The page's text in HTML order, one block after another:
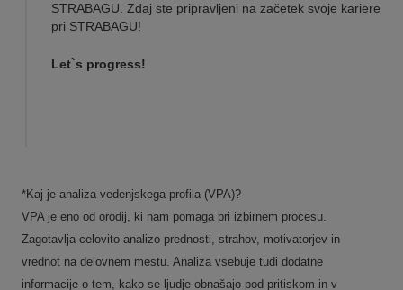
STRABAGU. Zdaj ste pripravljeni na začetek svoje kariere
pri STRABAGU!
Let`s progress!
*Kaj je analiza vedenjskega profila (VPA)?
VPA je eno od orodij, ki nam pomaga pri izbirnem procesu.
Zagotavlja celovito analizo prednosti, strahov, motivatorjev in
vrednot na delovnem mestu. Analiza vsebuje tudi dodatne
informacije o tem, kako se ljudje obnašajo pod pritiskom in v